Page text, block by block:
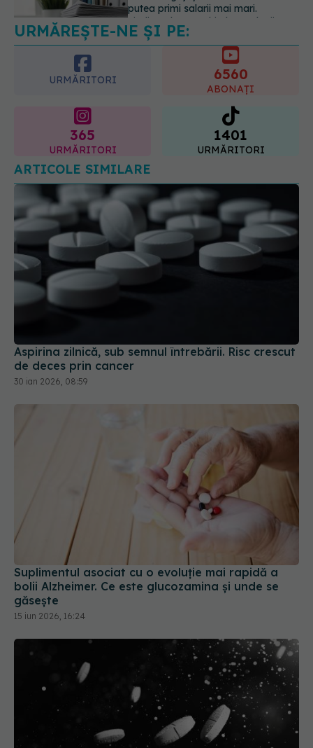
Alergia la ambrozie: 4 lucruri
esențiale despre simptome,
prevenție și tratament, explicate de
dr. Tudor Ciuhodaru6560
ABONAȚI
365
URMĂRITORI
1401
URMĂRITORI
ARTICOLE SIMILARE
30 ian 2026, 08:59
Suplimentul asociat cu o evoluție mai rapidă a
bolii Alzheimer. Ce este glucozamina și unde se
găsește
15 iun 2026, 16:24